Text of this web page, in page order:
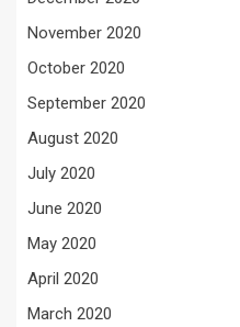
November 2020
October 2020
September 2020
August 2020
July 2020
June 2020
May 2020
April 2020
March 2020